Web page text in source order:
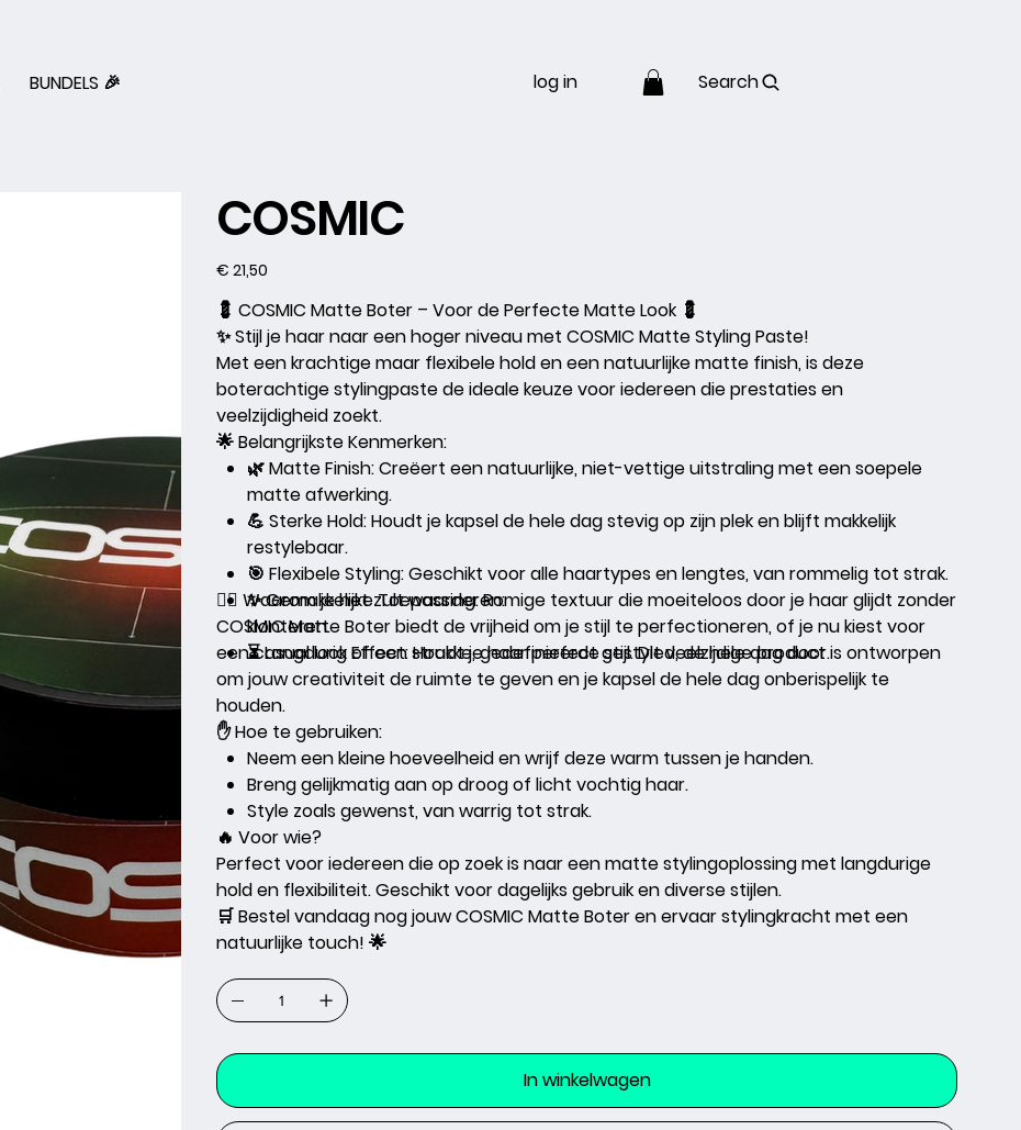
BUNDELS 🎉 log in Search
COSMIC
Prijs
€ 21,50
💈 COSMIC Matte Boter – Voor de Perfecte Matte Look💈
✨Stijl je haar naar een hoger niveau met COSMIC Matte Styling Paste!
Met een krachtige maar flexibele hold en een natuurlijke matte finish, is deze
boterachtige stylingpaste de ideale keuze voor iedereen die prestaties en
veelzijdigheid zoekt.
🌟Belangrijkste Kenmerken:
🌿 Matte Finish:Creëert een natuurlijke, niet-vettige uitstraling met een soepele
matte afwerking.
💪 Sterke Hold:Houdt je kapsel de hele dag stevig op zijn plek en blijft makkelijk
restylebaar.
🎯 Flexibele Styling:Geschikt voor alle haartypes en lengtes, van rommelig tot strak.
✨ Gemakkelijke Toepassing:Romige textuur die moeiteloos door je haar glijdt zonder
klonteren.
⏳ Langdurig Effect:Houdt je haar perfect gestyled, de hele dag door.
💇‍♂️ Waarom je het zult waarderen:
COSMIC Matte Boterbiedt de vrijheid om je stijl te perfectioneren, of je nu kiest voor
een casual look of een strakke, gedefinieerde stijl. Dit veelzijdige product is ontworpen
om jouw creativiteit de ruimte te geven en je kapsel de hele dag onberispelijk te
houden.
✋Hoe te gebruiken:
Neem een kleine hoeveelheid en wrijf deze warm tussen je handen.
Breng gelijkmatig aan op droog of licht vochtig haar.
Style zoals gewenst, van warrig tot strak.
🔥 Voor wie?
Perfect voor iedereen die op zoek is naar een matte stylingoplossing met langdurige
hold en flexibiliteit. Geschikt voor dagelijks gebruik en diverse stijlen.
🛒Bestel vandaag nog jouw COSMIC Matte Boteren ervaar stylingkracht met een
natuurlijke touch! 🌟
In winkelwagen